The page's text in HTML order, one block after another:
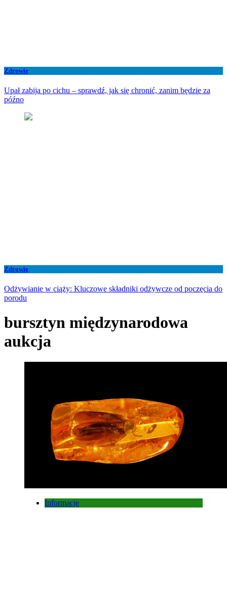
Zdrowie
Upał zabija po cichu – sprawdź, jak się chronić, zanim będzie za
późno
Zdrowie
Odżywianie w ciąży: Kluczowe składniki odżywcze od poczęcia do
porodu
bursztyn międzynarodowa
aukcja
Informacje